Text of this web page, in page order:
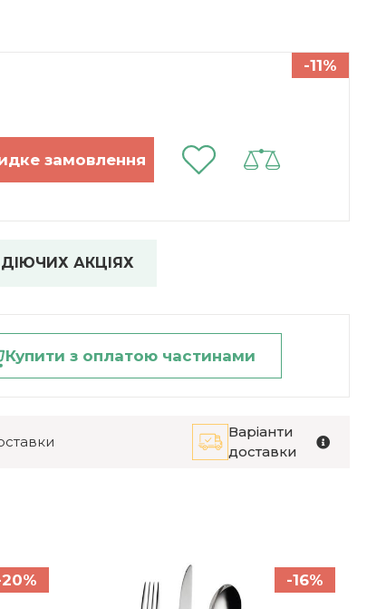
-11%
АКЦІЯХ
Купити з оплатою частинами
Варіанти
доставки
-16%